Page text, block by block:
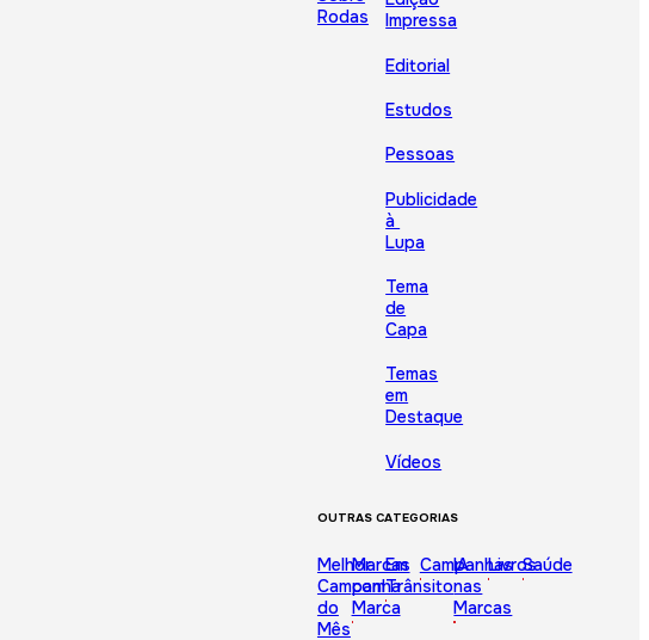
Rodas
Impressa
Editorial
Estudos
Pessoas
Publicidade
à
Lupa
Tema
de
Capa
Temas
em
Destaque
Vídeos
OUTRAS CATEGORIAS
Melhor
Campanha
do
Mês
Marcas
com
Marca
Em
Trânsito
Campanhas
IA
nas
Marcas
LivrosSaúde